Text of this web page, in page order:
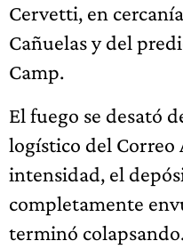
Cervetti, en
Cañuelas y del
Camp.
El fuego se desató
logístico del Correo
intensidad, el
completamente
terminó